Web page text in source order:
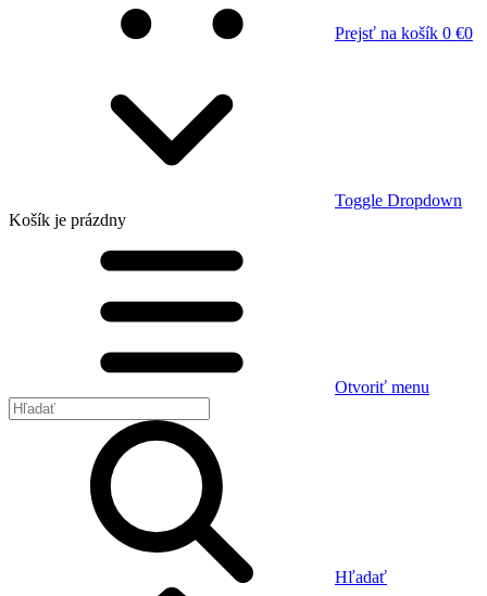
Prejsť na košík 0 €0
Toggle Dropdown
Košík je prázdny
Otvoriť menu
Hľadať